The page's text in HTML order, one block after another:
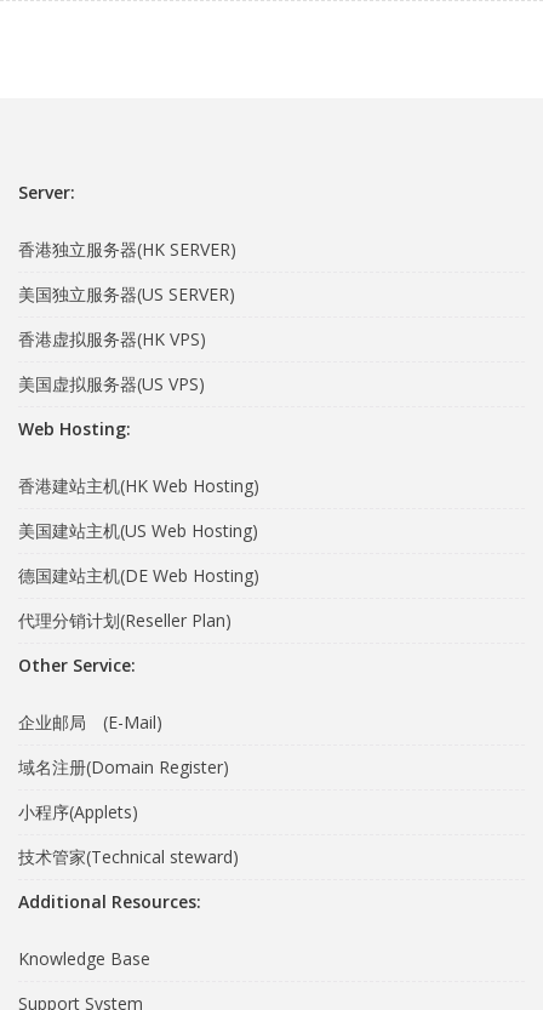
Server:
香港独立服务器(HK SERVER)
美国独立服务器(US SERVER)
香港虚拟服务器(HK VPS)
美国虚拟服务器(US VPS)
Web Hosting:
香港建站主机(HK Web Hosting)
美国建站主机(US Web Hosting)
德国建站主机(DE Web Hosting)
代理分销计划(Reseller Plan)
Other Service:
企业邮局 (E-Mail)
域名注册(Domain Register)
小程序(Applets)
技术管家(Technical steward)
Additional Resources:
Knowledge Base
Support System